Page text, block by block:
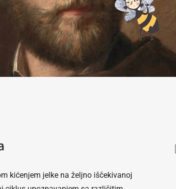
kićenjem jelke na željno iščekivanoj